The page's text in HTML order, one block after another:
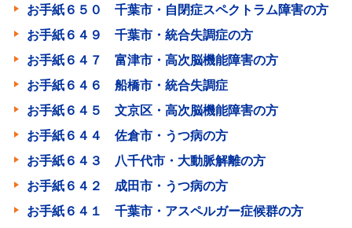
お手紙６５０ 千葉市・自閉症スペクトラム障害の方
お手紙６４９ 千葉市・統合失調症の方
お手紙６４７ 富津市・高次脳機能障害の方
お手紙６４６ 船橋市・統合失調症
お手紙６４５ 文京区・高次脳機能障害の方
お手紙６４４ 佐倉市・うつ病の方
お手紙６４３ 八千代市・大動脈解離の方
お手紙６４２ 成田市・うつ病の方
お手紙６４１ 千葉市・アスペルガー症候群の方